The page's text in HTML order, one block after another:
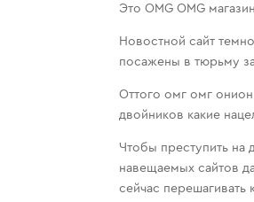
Это OMG OMG
Новостной сайт
посажены в тюрьму
Оттого омг омг
двойников какие
Чтобы преступить на
навещаемых сайтов
сейчас перешагивать